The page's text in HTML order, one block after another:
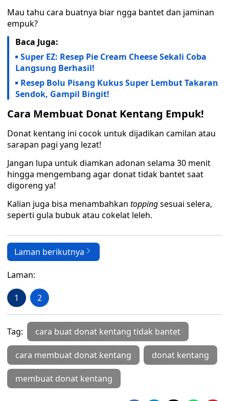
Mau tahu cara buatnya biar ngga bantet dan jaminan
empuk?
Baca Juga:
Super EZ: Resep Pie Cream Cheese Sekali Coba
Langsung Berhasil!
Resep Bolu Pisang Kukus Super Lembut Takaran
Sendok, Gampil Bingit!
Cara Membuat Donat Kentang Empuk!
Donat kentang ini cocok untuk dijadikan camilan atau
sarapan pagi yang lezat!
Jangan lupa untuk diamkan adonan selama 30 menit
hingga mengembang agar donat tidak bantet saat
digoreng ya!
Kalian juga bisa menambahkan toppingsesuai selera,
seperti gula bubuk atau cokelat leleh.
Laman berikutnya
Laman:
1 2
Tag: cara buat donat kentang tidak bantet
cara membuat donat kentang donat kentang
membuat donat kentang